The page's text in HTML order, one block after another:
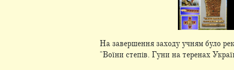
На завершення заходу учням було
"Воїни степів. Гуни на теренах